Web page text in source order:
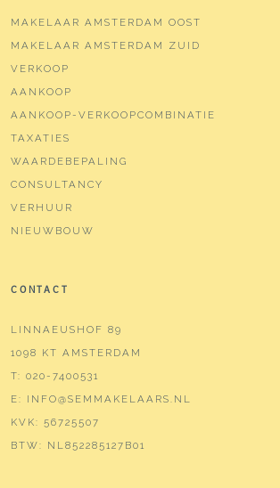
MAKELAAR AMSTERDAM OOST
MAKELAAR AMSTERDAM ZUID
VERKOOP
AANKOOP
AANKOOP-VERKOOPCOMBINATIE
TAXATIES
WAARDEBEPALING
CONSULTANCY
VERHUUR
NIEUWBOUW
CONTACT
LINNAEUSHOF 89
1098 KT AMSTERDAM
T: 020-7400531
E: INFO@SEMMAKELAARS.NL
KVK: 56725507
BTW: NL852285127B01